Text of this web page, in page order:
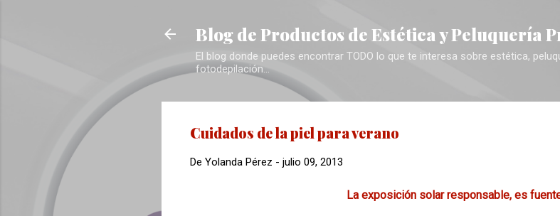
Blog de Productos de Estética y Peluquería
El blog donde puedes encontrar TODO lo que te interesa sobre estética,
fotodepilación...
Cuidados de la piel para verano
De Yolanda Pérez - julio 09, 2013
La exposición solar responsable, es